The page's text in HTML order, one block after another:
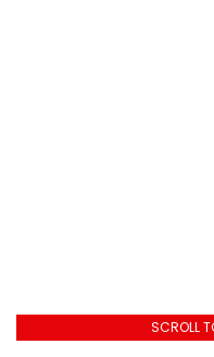
SCROLL